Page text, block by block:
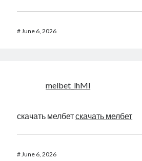
#June 6, 2026
melbet_lhMl
скачать мелбетскачать мелбет
#June 6, 2026